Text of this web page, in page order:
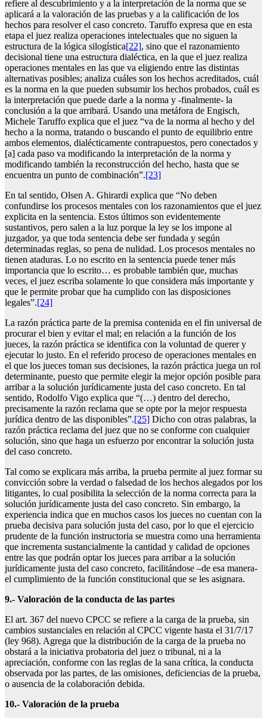
refiere al descubrimiento y a la interpretación de la norma que se
aplicará a la valoración de las pruebas y a la calificación de los
hechos para resolver el caso concreto. Taruffo expresa que en esta
etapa el juez realiza operaciones intelectuales que no siguen la
estructura de la lógica silogística[22], sino que el razonamiento
decisional tiene una estructura dialéctica, en la que el juez realiza
operaciones mentales en las que va eligiendo entre las distintas
alternativas posibles; analiza cuáles son los hechos acreditados, cuál
es la norma en la que pueden subsumir los hechos probados, cuál es
la interpretación que puede darle a la norma y -finalmente- la
conclusión a la que arribará. Usando una metáfora de Engisch,
Michele Taruffo explica que el juez “va de la norma al hecho y del
hecho a la norma, tratando o buscando el punto de equilibrio entre
ambos elementos, dialécticamente contrapuestos, pero conectados y
[a] cada paso va modificando la interpretación de la norma y
modificando también la reconstrucción del hecho, hasta que se
encuentra un punto de combinación”.[23]
En tal sentido, Olsen A. Ghirardi explica que “No deben
confundirse los procesos mentales con los razonamientos que el juez
explicita en la sentencia. Estos últimos son evidentemente
sustantivos, pero salen a la luz porque la ley se los impone al
juzgador, ya que toda sentencia debe ser fundada y según
determinadas reglas, so pena de nulidad. Los procesos mentales no
tienen ataduras. Lo no escrito en la sentencia puede tener más
importancia que lo escrito… es probable también que, muchas
veces, el juez escriba solamente lo que considera más importante y
que le permite probar que ha cumplido con las disposiciones
legales”.[24]
La razón práctica parte de la premisa contenida en el fin universal de
procurar el bien y evitar el mal; en relación a la función de los
jueces, la razón práctica se identifica con la voluntad de querer y
ejecutar lo justo. En el referido proceso de operaciones mentales en
el que los jueces toman sus decisiones, la razón práctica juega un rol
determinante, puesto que permite elegir la mejor opción posible para
arribar a la solución jurídicamente justa del caso concreto. En tal
sentido, Rodolfo Vigo explica que “(…) dentro del derecho,
precisamente la razón reclama que se opte por la mejor respuesta
jurídica dentro de las disponibles”.[25] Dicho con otras palabras, la
razón práctica reclama del juez que no se conforme con cualquier
solución, sino que haga un esfuerzo por encontrar la solución justa
del caso concreto.
Tal como se explicara más arriba, la prueba permite al juez formar su
convicción sobre la verdad o falsedad de los hechos alegados por los
litigantes, lo cual posibilita la selección de la norma correcta para la
solución jurídicamente justa del caso concreto. Sin embargo, la
experiencia indica que en muchos casos los jueces no cuentan con la
prueba decisiva para solución justa del caso, por lo que el ejercicio
prudente de la función instructoria se muestra como una herramienta
que incrementa sustancialmente la cantidad y calidad de opciones
entre las que podrán optar los jueces para arribar a la solución
jurídicamente justa del caso concreto, facilitándose –de esa manera-
el cumplimiento de la función constitucional que se les asignara.
9.- Valoración de la conducta de las partes
El art. 367 del nuevo CPCC se refiere a la carga de la prueba, sin
cambios sustanciales en relación al CPCC vigente hasta el 31/7/17
(ley 968). Agrega que la distribución de la carga de la prueba no
obstará a la iniciativa probatoria del juez o tribunal, ni a la
apreciación, conforme con las reglas de la sana crítica, la conducta
observada por las partes, de las omisiones, deficiencias de la prueba,
o ausencia de la colaboración debida.
10.- Valoración de la prueba